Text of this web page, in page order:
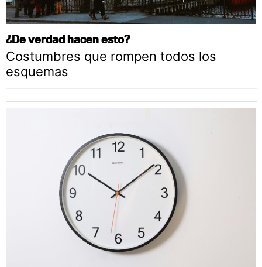
¿De verdad hacen esto?
Costumbres que rompen todos los
esquemas